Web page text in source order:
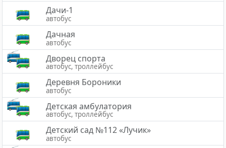
Дачи-1
автобус
Дачная
автобус
Дворец спорта
автобус, троллейбус
Деревня Бороники
автобус
Детская амбулатория
автобус, троллейбус
Детский сад №112 «Лучик»
автобус